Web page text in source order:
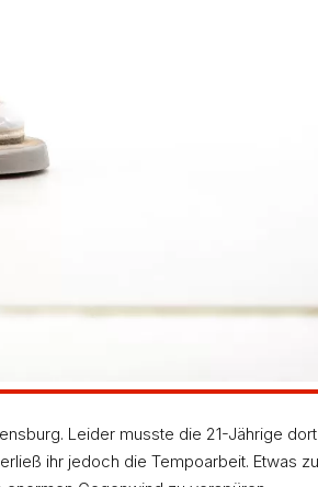
Leider musste die 21-Jährige
ihr jedoch die Tempoarbeit. Etwas